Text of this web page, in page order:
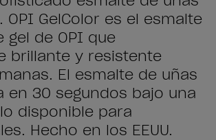
OPI GelColor es el esmalte
gel de OPI que
brillante y resistente
El esmalte de uñas
en 30 segundos bajo una
disponible para
Hecho en los EEUU.